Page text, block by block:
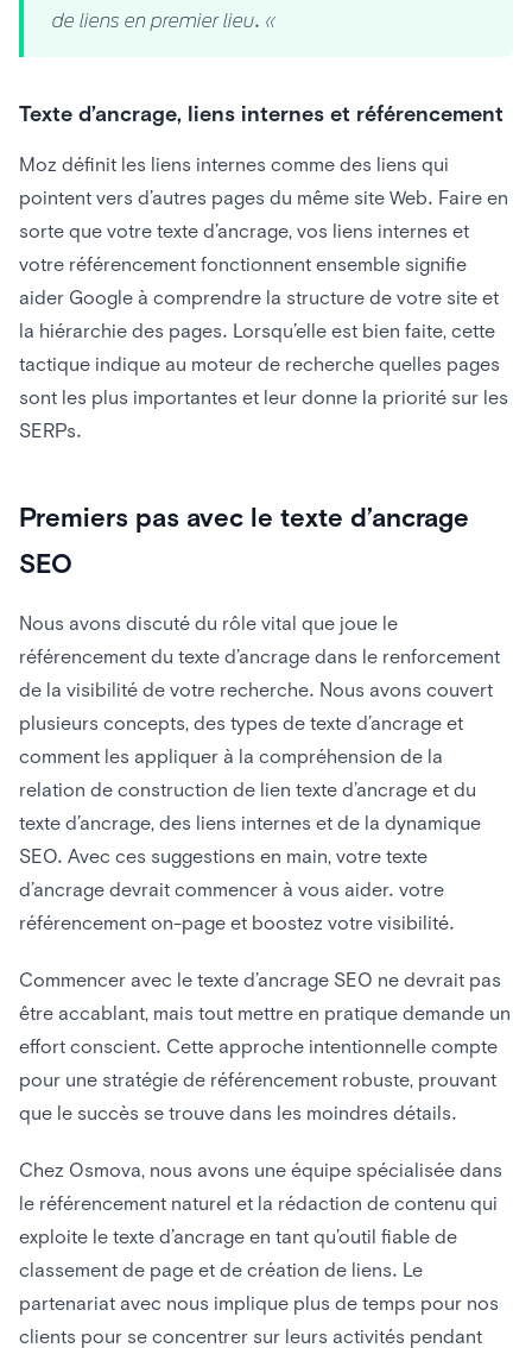
de liens en premier lieu. «
Texte d’ancrage, liens internes et référencement
Moz définit les liens internes comme des liens qui
pointent vers d’autres pages du même site Web. Faire en
sorte que votre texte d’ancrage, vos liens internes et
votre référencement fonctionnent ensemble signifie
aider Google à comprendre la structure de votre site et
la hiérarchie des pages. Lorsqu’elle est bien faite, cette
tactique indique au moteur de recherche quelles pages
sont les plus importantes et leur donne la priorité sur les
SERPs.
Premiers pas avec le texte d’ancrage
SEO
Nous avons discuté du rôle vital que joue le
référencement du texte d’ancrage dans le renforcement
de la visibilité de votre recherche. Nous avons couvert
plusieurs concepts, des types de texte d’ancrage et
comment les appliquer à la compréhension de la
relation de construction de lien texte d’ancrage et du
texte d’ancrage, des liens internes et de la dynamique
SEO. Avec ces suggestions en main, votre texte
d’ancrage devrait commencer à vous aider. votre
référencement on-page et boostez votre visibilité.
Commencer avec le texte d’ancrage SEO ne devrait pas
être accablant, mais tout mettre en pratique demande un
effort conscient. Cette approche intentionnelle compte
pour une stratégie de référencement robuste, prouvant
que le succès se trouve dans les moindres détails.
Chez Osmova, nous avons une équipe spécialisée dans
le référencement naturel et la rédaction de contenu qui
exploite le texte d’ancrage en tant qu’outil fiable de
classement de page et de création de liens. Le
partenariat avec nous implique plus de temps pour nos
clients pour se concentrer sur leurs activités pendant